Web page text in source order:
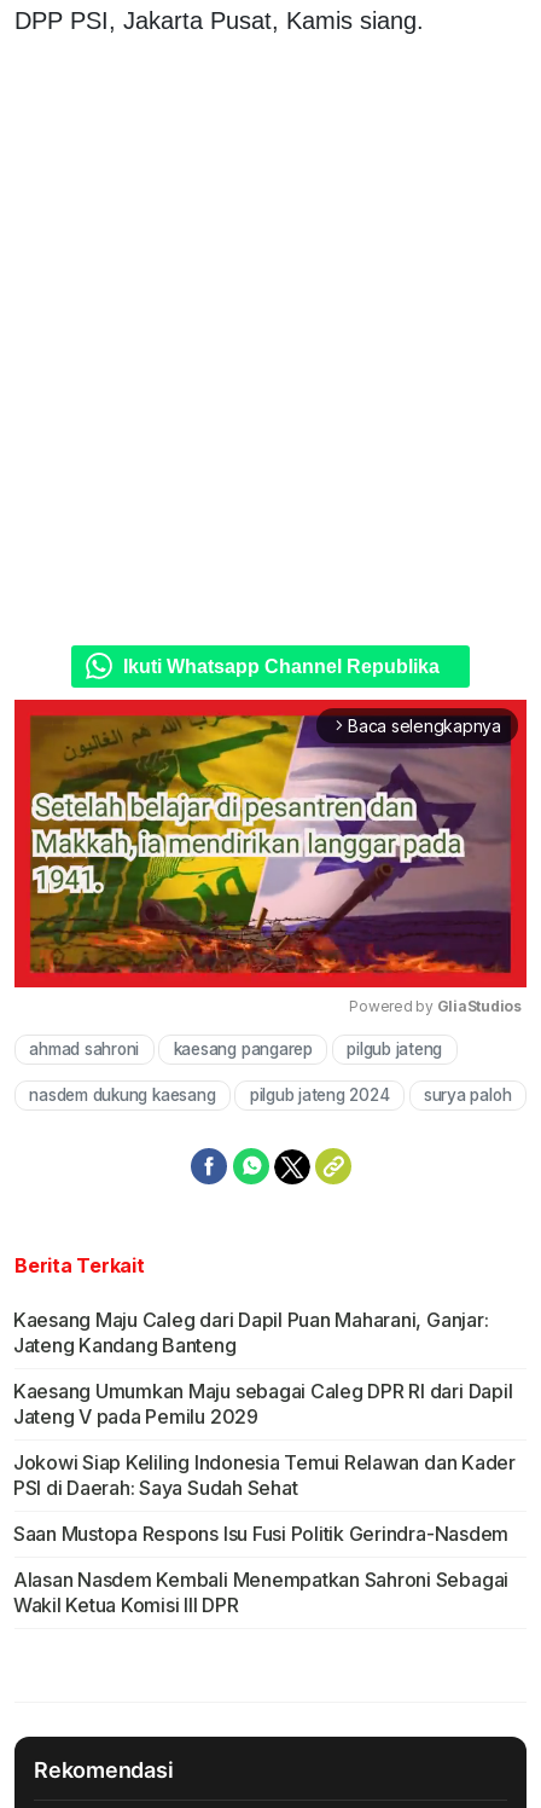
DPP PSI, Jakarta Pusat, Kamis siang.
Ikuti Whatsapp Channel Republika
arrow_forward_ios Baca selengkapnya
Mute
Powered by GliaStudios
ahmad sahroni kaesang pangarep pilgub jateng
nasdem dukung kaesang pilgub jateng 2024 surya paloh
Berita Terkait
Kaesang Maju Caleg dari Dapil Puan Maharani, Ganjar:
Jateng Kandang Banteng
Kaesang Umumkan Maju sebagai Caleg DPR RI dari Dapil
Jateng V pada Pemilu 2029
Jokowi Siap Keliling Indonesia Temui Relawan dan Kader
PSI di Daerah: Saya Sudah Sehat
Saan Mustopa Respons Isu Fusi Politik Gerindra-Nasdem
Alasan Nasdem Kembali Menempatkan Sahroni Sebagai
Wakil Ketua Komisi III DPR
Rekomendasi